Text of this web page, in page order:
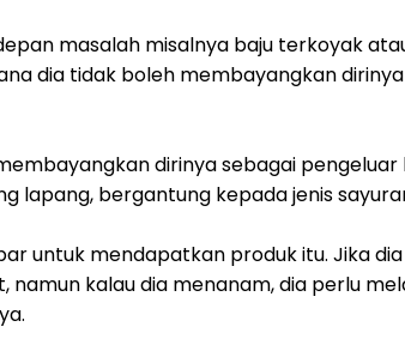
masalah misalnya baju terkoyak
dia tidak boleh membayangkan
dirinya sebagai
lapang, bergantung kepada jenis
untuk mendapatkan produk itu. Jika
namun kalau dia menanam, dia perlu